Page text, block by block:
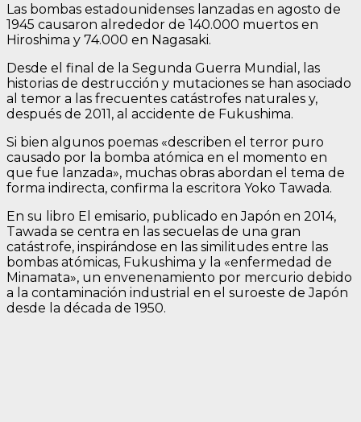
Las bombas estadounidenses lanzadas en agosto de
1945 causaron alrededor de 140.000 muertos en
Hiroshima y 74.000 en Nagasaki.
Desde el final de la Segunda Guerra Mundial, las
historias de destrucción y mutaciones se han asociado
al temor a las frecuentes catástrofes naturales y,
después de 2011, al accidente de Fukushima.
Si bien algunos poemas «describen el terror puro
causado por la bomba atómica en el momento en
que fue lanzada», muchas obras abordan el tema de
forma indirecta, confirma la escritora Yoko Tawada.
En su libro El emisario, publicado en Japón en 2014,
Tawada se centra en las secuelas de una gran
catástrofe, inspirándose en las similitudes entre las
bombas atómicas, Fukushima y la «enfermedad de
Minamata», un envenenamiento por mercurio debido
a la contaminación industrial en el suroeste de Japón
desde la década de 1950.